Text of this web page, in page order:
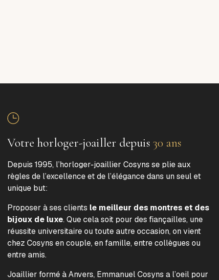
Votre horloger-joailler depuis 30 ans
Depuis 1995, l’horloger-joaillier Cosyns se plie aux
règles de l’excellence et de l’élégance dans un seul et
unique but:
Proposer à ses clients le meilleur des montres et des
bijoux de luxe. Que cela soit pour des fiançailles, une
réussite universitaire ou toute autre occasion, on vient
chez Cosyns en couple, en famille, entre collègues ou
entre amis.
Joaillier formé à Anvers, Emmanuel Cosyns a l’oeil pour